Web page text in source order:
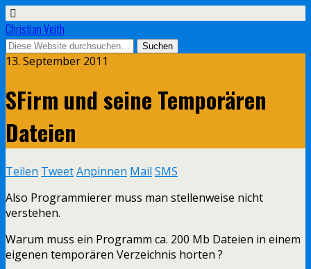
Christian Veith
13. September 2011
SFirm und seine Temporären
Dateien
Teilen TweetAnpinnen Mail SMS
Also Programmierer muss man stellenweise nicht
verstehen.
Warum muss ein Programm ca. 200 Mb Dateien in einem
eigenen temporären Verzeichnis horten ?